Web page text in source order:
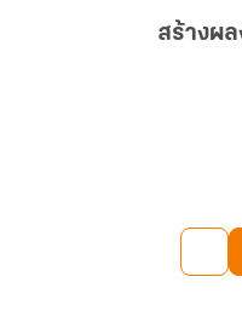
สร้างผล